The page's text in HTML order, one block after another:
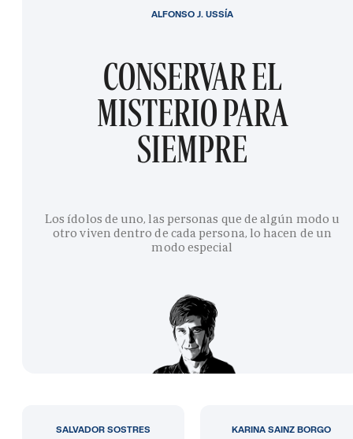
CONSERVAR EL
MISTERIO PARA
SIEMPRE
Los ídolos de uno, las personas que de algún modo u
otro viven dentro de cada persona, lo hacen de un
modo especial
ALFONSO J. USSÍA
SALVADOR SOSTRES KARINA SAINZ BORGO